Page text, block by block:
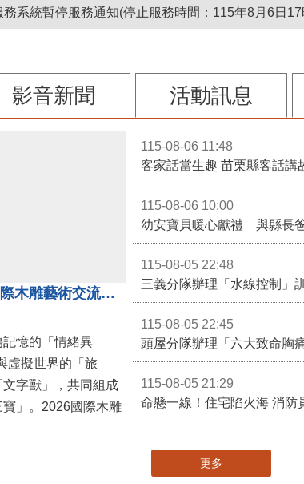
務系統暫停服務通知(停止服務時間：115年8月6日
影音新聞 活動訊息
「鎮展三寶」亮相！2026國際木雕藝術交流展登場 國際木雕競賽得獎入圍名單同步揭曉
憶的「情緒異
虛擬世界的「旅
字獸」，共同組成
」。2026國際木雕
115-08-06 11:48
客家話當生趣 苗栗縣客話講
115-08-06 10:00
幼安寶貝暖心獻禮 與縣長
115-08-05 22:48
三義分隊辦理「水線控制」
115-08-05 22:45
頭屋分隊辦理「六大致命胸
115-08-05 21:29
命懸一線！住宅陷火海 消防
更多